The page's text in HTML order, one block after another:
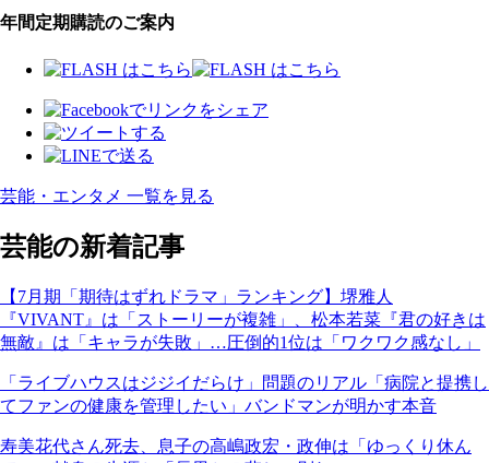
年間定期購読のご案内
芸能・エンタメ 一覧を見る
芸能の新着記事
【7月期「期待はずれドラマ」ランキング】堺雅人
『VIVANT』は「ストーリーが複雑」、松本若菜『君の好きは
無敵』は「キャラが失敗」…圧倒的1位は「ワクワク感なし」
「ライブハウスはジジイだらけ」問題のリアル「病院と提携し
てファンの健康を管理したい」バンドマンが明かす本音
寿美花代さん死去、息子の高嶋政宏・政伸は「ゆっくり休ん